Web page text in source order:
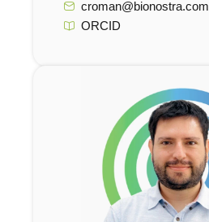
croman@bionostra.com
ORCID